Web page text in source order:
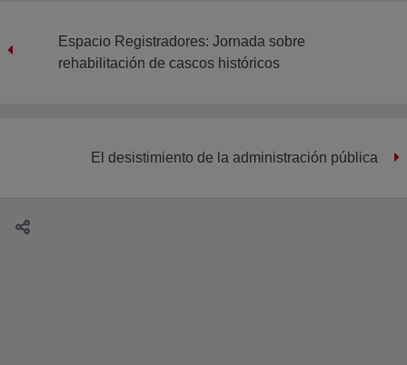
Espacio Registradores: Jornada sobre
rehabilitación de cascos históricos
El desistimiento de la administración pública